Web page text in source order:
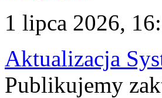
1 lipca 2026,
Aktualizacja
Publikujemy